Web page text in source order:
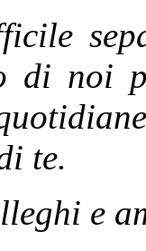
di noi
te.
e